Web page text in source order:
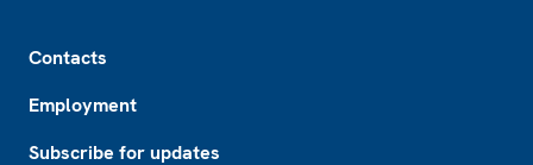
Contacts
Employment
Subscribe for updates